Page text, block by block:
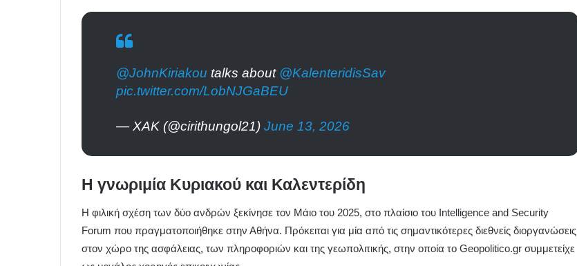
@JohnKiriakou talks about @KalenteridisSav
pic.twitter.com/LobNJGaBEU
— ΧΑΚ (@cirithungol21) June 13, 2026
Η γνωριμία Κυριακού και Καλεντερίδη
Η φιλική σχέση των δύο ανδρών ξεκίνησε τον Μάιο του 2025, στο πλαίσιο του Intelligence and Security
Forum που πραγματοποιήθηκε στην Αθήνα. Πρόκειται για μία από τις σημαντικότερες διεθνείς διοργανώσεις
στον χώρο της ασφάλειας, των πληροφοριών και της γεωπολιτικής, στην οποία το Geopolitico.gr συμμετείχε